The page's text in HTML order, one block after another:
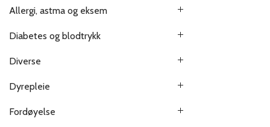
Allergi, astma og eksem
Diabetes og blodtrykk
Diverse
Dyrepleie
Fordøyelse